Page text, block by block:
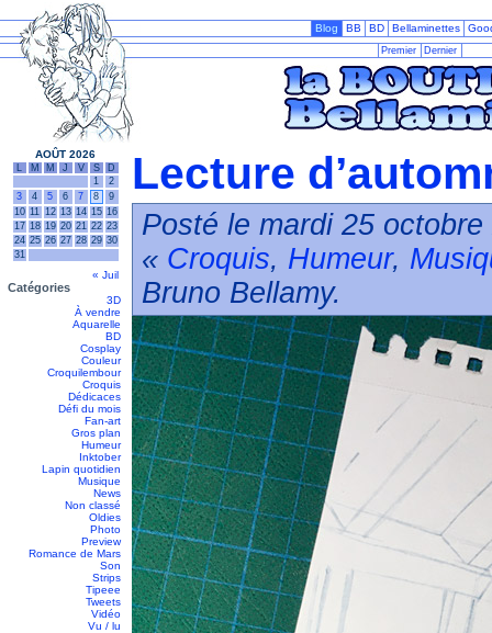
Blog BB BD Bellaminettes
Premier Dernier
AOÛT 2026
L M M J V S
D
1
2
3
4 5 6 7 8
9
10 11 12 13 14 15 16
17 18 19 20 21 22 23
24 25 26 27 28 29 30
31
« Juil
Catégories
3D
À vendre
Aquarelle
BD
Cosplay
Couleur
Croquilembour
Croquis
Dédicaces
Défi du mois
Fan-art
Gros plan
Humeur
Inktober
Lapin quotidien
Musique
News
Non classé
Oldies
Photo
Preview
Romance de Mars
Son
Strips
Tipeee
Tweets
Vidéo
Vu / lu
Lecture
Posté le mardi 25
« Croquis, Humeur,
Bruno Bellamy.